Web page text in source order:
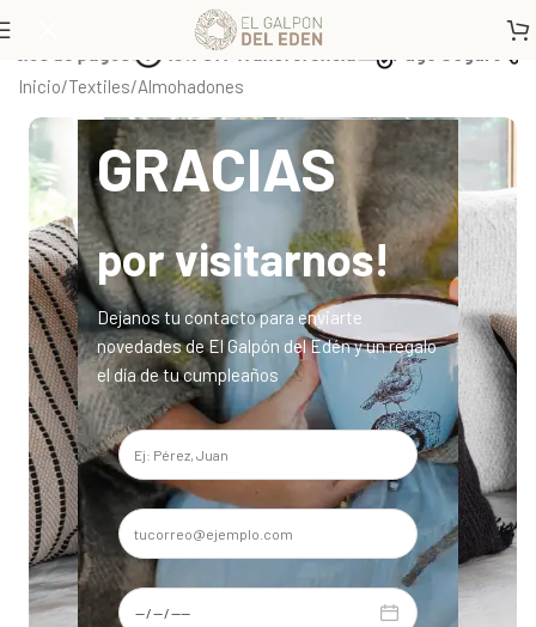
GRACIAS
por visitarnos!
Dejanos tu contacto para enviarte
novedades de El Galpón del Edén y un regalo
el día de tu cumpleaños
10% Off Transferencia
Inicio/Textiles/Almohadones